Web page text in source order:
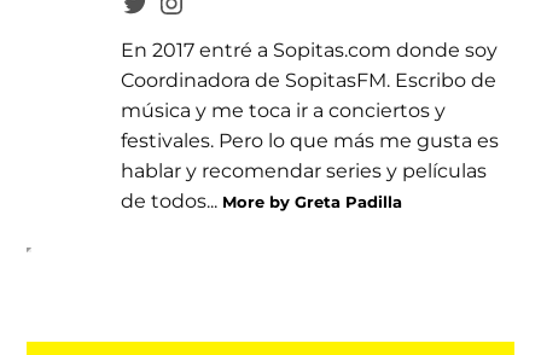
En 2017 entré a Sopitas.com donde soy
Coordinadora de SopitasFM. Escribo de
música y me toca ir a conciertos y
festivales. Pero lo que más me gusta es
hablar y recomendar series y películas
de todos... More by Greta Padilla